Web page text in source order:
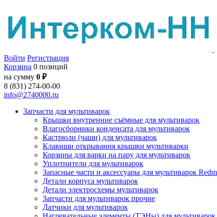
Войти Регистрация
Корзина 0 позиций
на сумму 0 ₽
8 (831) 274-00-00
info@2740000.ru
Запчасти для мультиварок
Крышки внутренние съёмные для мультиварок
Влагосборники конденсата для мультиварок
Кастрюли (чаши) для мультиварок
Клавиши открывания крышки мультиварки
Корзины для варки на пару для мультиварок
Уплотнители для мультиварок
Запасные части и аксессуары для мультиварок
Детали корпуса мультиварок
Детали электросхемы мультиварок
Запчасти для мультиварок прочие
Датчики для мультиварок